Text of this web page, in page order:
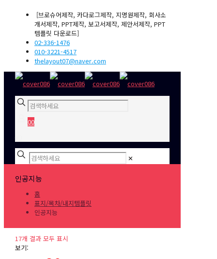
[브로슈어제작, 카다로그제작, 지명원제작, 회사소
개서제작, PPT제작, 보고서제작, 제안서제작, PPT
템플릿 다운로드]
02-336-1476
010-3221-4517
thelayout07@naver.com
00
✕
인공지능
홈
표지/목차/내지템플릿
인공지능
17개 결과 모두 표시
보기: